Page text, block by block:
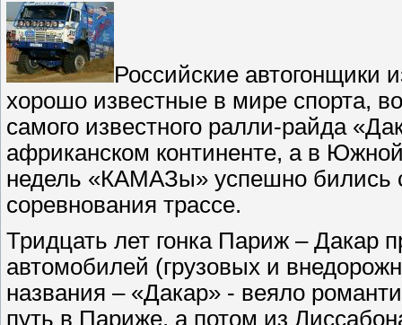
Российские автогонщики
хорошо известные в мире спорта,
самого известного ралли-райда
африканском континенте, а в
недель «КАМАЗы» успешно бились
соревнования трассе.
Тридцать лет гонка Париж – Дакар
автомобилей (грузовых и
названия – «Дакар» - веяло
путь в Париже, а потом из